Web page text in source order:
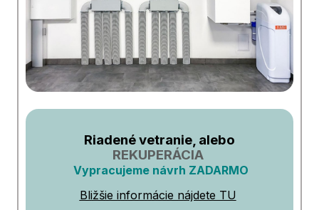
Riadené vetranie, alebo
REKUPERÁCIA
Vypracujeme návrh ZADARMO
Bližšie informácie nájdete TU